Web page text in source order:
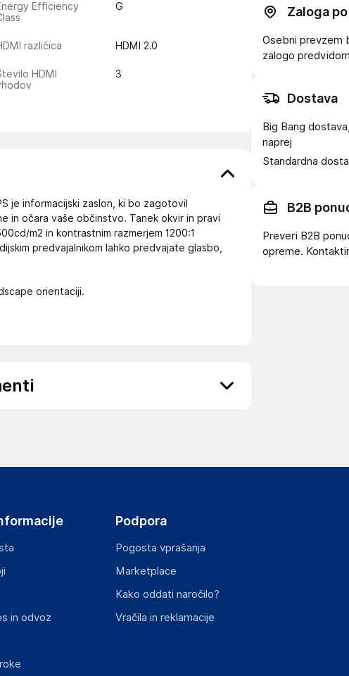
Efficiency
G
različica HDMI 2.0
HDMI
3
je informacijski zaslon, ki bo zagotovil
in očara vaše občinstvo. Tanek okvir in pravi
m2 in kontrastnim razmerjem 1200:1
predvajalnikom lahko predvajate glasbo,
orientaciji.
izdelka z zahtevanimi predpisi.
Zaloga
Osebni prevzem
zalogo
Dostava
Big Bang
naprej
Standardna
B2B
Preveri B2B
opreme.
in odvoz
Podpora
Pogosta vprašanja
Marketplace
Kako oddati naročilo?
Vračila in reklamacije